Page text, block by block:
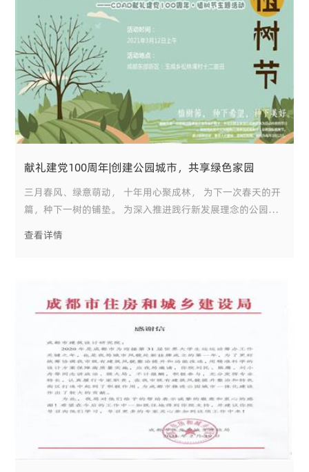
献礼建党100周年|创建公园城市，共享绿色家园
三月春风、绿意萌动， 十年用心聚成林， 为下一次春天的开
篇，种下一树的铺垫。 为深入推进践行新发展理念的公园城
市示范区建设，加快实施幸福美好生活十大工程，大力弘扬志
愿精神和环保意识。3月12日，CDAD共青团联合高新区志愿
查看详情